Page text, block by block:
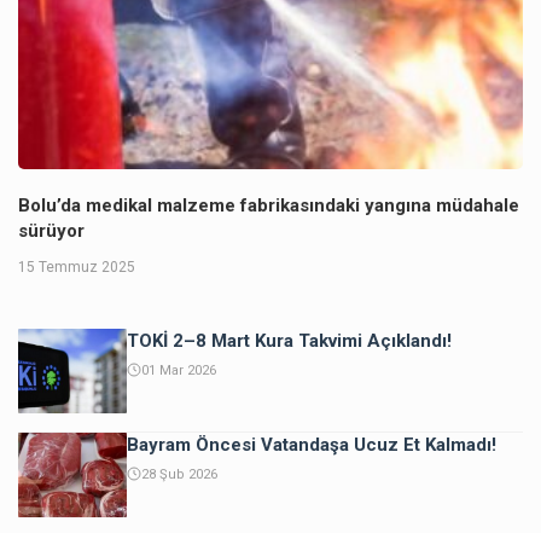
Bolu’da medikal malzeme fabrikasındaki yangına müdahale
sürüyor
15 Temmuz 2025
TOKİ 2–8 Mart Kura Takvimi Açıklandı!
01 Mar 2026
Bayram Öncesi Vatandaşa Ucuz Et Kalmadı!
28 Şub 2026